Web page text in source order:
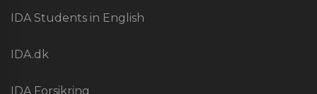
IDA Students in English
IDA.dk
IDA Forsikring